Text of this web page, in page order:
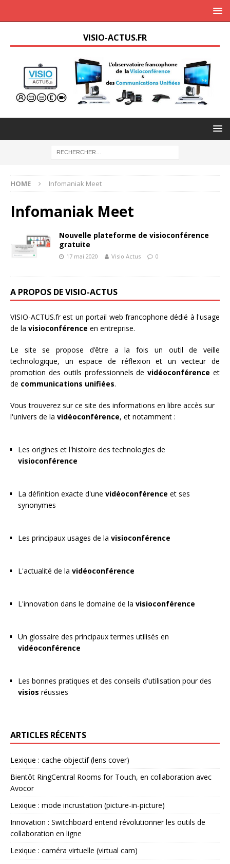
VISIO-ACTUS.FR
HOME Infomaniak Meet
Infomaniak Meet
Nouvelle plateforme de visioconférence
gratuite
17 mai 2020 Visio Actus 0
A PROPOS DE VISIO-ACTUS
VISIO-ACTUS.frest un portail web francophone dédié à l'usage
de la visioconférence en entreprise.
Le site se propose d’être a la fois un outil de veille
technologique, un espace de réflexion et un vecteur de
promotion des outils professionnels devidéoconférence et
de communications unifiées.
Vous trouverez sur ce site des informations en libre accès sur
l'univers de la vidéoconférence, et notamment :
Les origines et l'histoire des technologies de
visioconférence
La définition exacte d'une vidéoconférence et ses
synonymes
Les principaux usages de la visioconférence
L'actualité de la vidéoconférence
L'innovation dans le domaine de la visioconférence
Un glossaire des principaux termes utilisés en
vidéoconférence
Les bonnes pratiques et des conseils d'utilisation pour des
visios réussies
ARTICLES RÉCENTS
Lexique : cache-objectif (lens cover)
Bientôt RingCentral Rooms for Touch, en collaboration avec
Avocor
Lexique : mode incrustation (picture-in-picture)
Innovation : Switchboard entend révolutionner les outils de
collaboration en ligne
Lexique : caméra virtuelle (virtual cam)